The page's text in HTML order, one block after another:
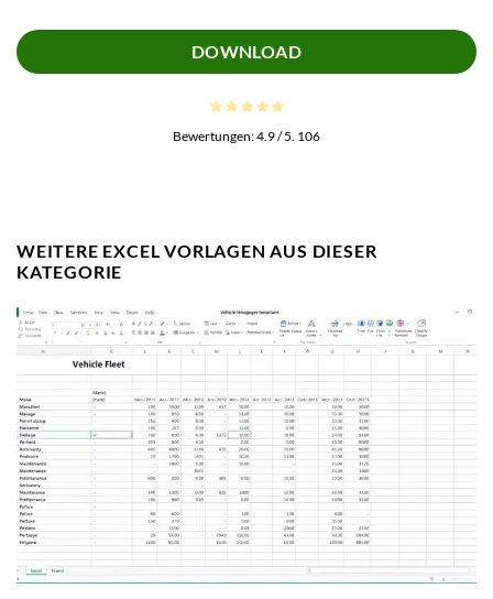
DOWNLOAD
Bewertungen:4.9/ 5. 106
WEITERE EXCEL VORLAGEN AUS DIESER
KATEGORIE